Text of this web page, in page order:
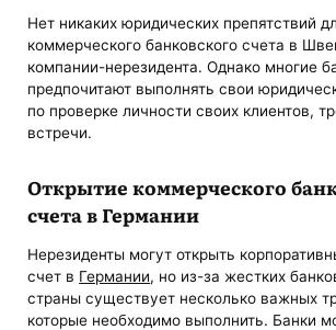
Нет никаких юридических препятствий
коммерческого банковского счета в
компании-нерезидента. Однако многие
предпочитают выполнять свои
по проверке личности своих клиентов,
встречи.
Открытие коммерческого
счета в Германии
Нерезиденты могут открыть
счет в Германии, но из-за жестких
страны существует несколько важных
которые необходимо выполнить. Банки